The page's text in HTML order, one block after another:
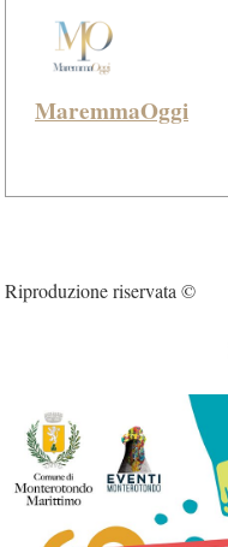
MaremmaOggi
Riproduzione riservata ©